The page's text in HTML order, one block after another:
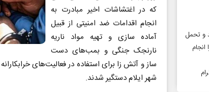
که در اغتشاشات اخیر مبادرت به
انجام اقدامات ضد امنیتی از قبیل
آماده سازی و تهیه مواد ناریه
نارنجک جنگی و بمب‌های دست
ساز و آتش زا برای استفاده در فعالیت‌های
شهر ایلام دستگیر شدند.
و تحمل